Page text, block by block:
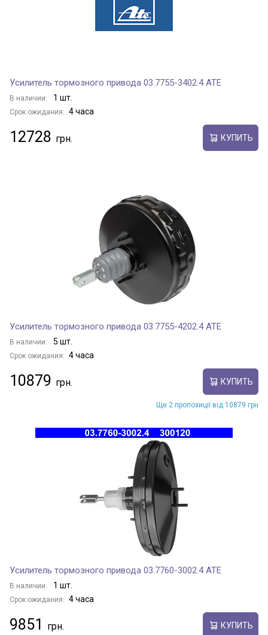
Усилитель тормозного привода 03.7755-3402.4 ATE
В наличии: 1 шт.
Срок ожидания: 4 часа
12728 КУПИТЬ
Усилитель тормозного привода 03.7755-4202.4 ATE
В наличии: 5 шт.
Срок ожидания: 4 часа
10879 КУПИТЬ
Ще 2 пропозиції від 10879 грн
Усилитель тормозного привода 03.7760-3002.4 ATE
В наличии: 1 шт.
Срок ожидания: 4 часа
9851 КУПИТЬ